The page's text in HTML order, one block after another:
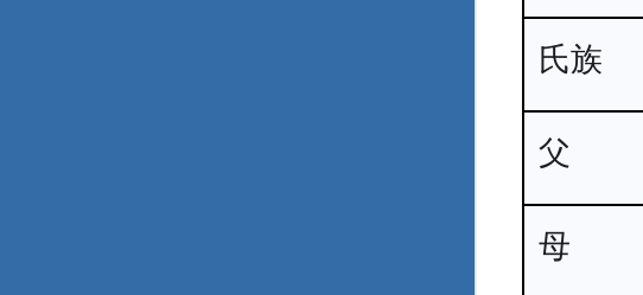
氏族
父
母